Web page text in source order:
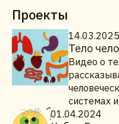
Проекты
14.03.2025
Тело
Видео о
системах
01.04.2024